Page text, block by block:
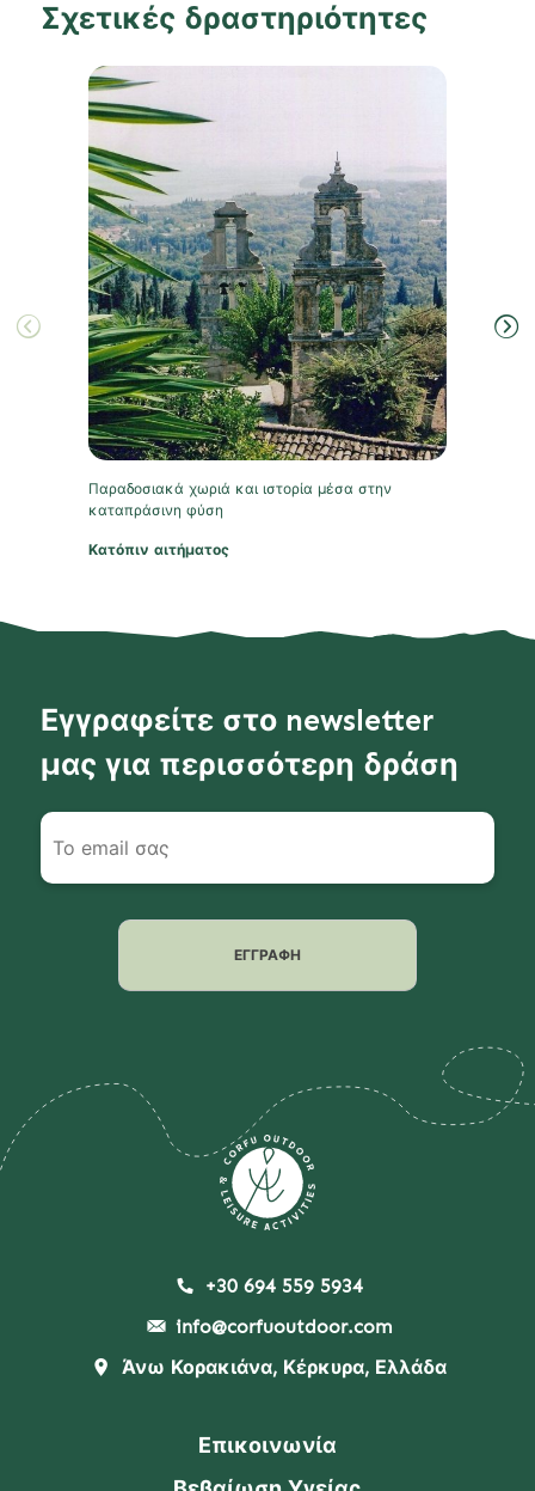
Σχετικές δραστηριότητες
Παραδοσιακά χωριά και ιστορία μέσα στην
καταπράσινη φύση
Κατόπιν αιτήματος
Εγγραφείτε στο newsletter
μας για περισσότερη δράση
+30 694 559 5934
info@corfuoutdoor.com
Άνω Κορακιάνα, Κέρκυρα, Ελλάδα
Επικοινωνία